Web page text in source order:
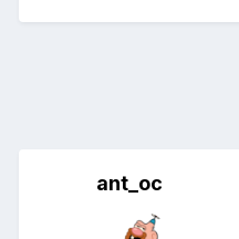
ant_oc